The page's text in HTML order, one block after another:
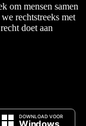
om mensen samen
rechtstreeks met
doet aan